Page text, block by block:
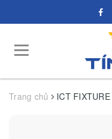
Trang chủ ICT FIXTURE